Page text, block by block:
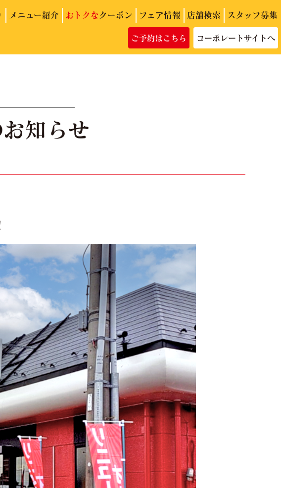
メニュー紹介 おトクなクーポン フェア情報 店舗検索 スタッフ募集
ご予約はこちら コーポレートサイトへ
知らせ